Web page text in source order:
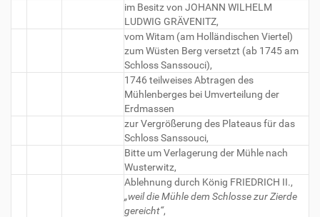
im Besitz von JOHANN WILHELM
LUDWIG GRÄVENITZ,
vom Witam (am Holländischen Viertel)
zum Wüsten Berg versetzt (ab 1745 am
Schloss Sanssouci),
1746 teilweises Abtragen des
Mühlenberges bei Umverteilung der
Erdmassen
zur Vergrößerung des Plateaus für das
Schloss Sanssouci,
Bitte um Verlagerung der Mühle nach
Wusterwitz,
Ablehnung durch König FRIEDRICH II.,
„weil die Mühle dem Schlosse zur Zierde
gereicht“,